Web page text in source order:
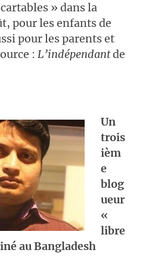
» dans la
pour les enfants de
pour les parents et
: L’indépendantde
Un
trois
ièm
e
blog
ueur
«
libre
au Bangladesh